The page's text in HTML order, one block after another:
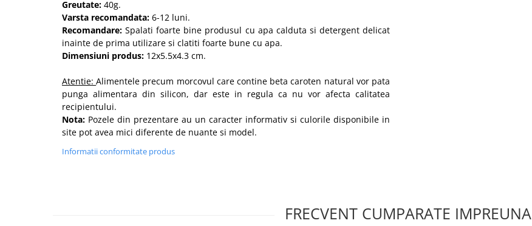
Greutate: 40g.
Varsta recomandata: 6-12 luni.
Recomandare:Spalati foarte bine produsul cu apa calduta si detergent delicat
inainte de prima utilizare si clatiti foarte bune cu apa.
Dimensiuni produs: 12x5.5x4.3 cm.
Atentie:Alimentele precum morcovul care contine beta caroten natural vor pata
punga alimentara din silicon, dar este in regula ca nu vor afecta calitatea
recipientului.
Nota: Pozele din prezentare au un caracter informativ si culorile disponibile in
site pot avea mici diferente de nuante si model.
Informatii conformitate produs
FRECVENT CUMPARATE IMPREUNA